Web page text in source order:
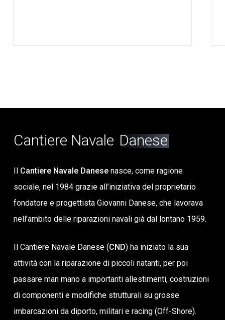
Cantiere Navale Danese
Il Cantiere Navale Danesenasce, come ragione
sociale, nel 1984 grazie all’iniziativa del proprietario
fondatore e progettista Giovanni Danese, che lavorava
nell’ambito delle riparazioni navali già dal lontano 1959.
Il Cantiere Navale Danese (CND) ha iniziato la sua
attività con la riparazione di piccoli natanti, per poi
passare man mano a importanti allestimenti, costruzioni
di componenti e modifiche strutturali su grosse
imbarcazioni da diporto, militari e racing (Off-Shore).